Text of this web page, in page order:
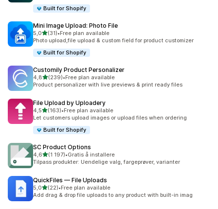
Built for Shopify
Mini Image Upload: Photo File
5,0av 5 stjerner
(31)
Totalt 31 omtaler
•Free plan available
Photo upload,file upload & custom field for product customizer
Built for Shopify
Customily Product Personalizer
4,8av 5 stjerner
(239)
Totalt 239 omtaler
•Free plan available
Product personalizer with live previews & print ready files
File Upload by Uploadery
4,5av 5 stjerner
(163)
Totalt 163 omtaler
•Free plan available
Let customers upload images or upload files when ordering
Built for Shopify
SC Product Options
4,6av 5 stjerner
(1 197)
Totalt 1197 omtaler
•Gratis å installere
Tilpass produkter: Uendelige valg, fargeprøver, varianter
QuickFiles — File Uploads
5,0av 5 stjerner
(22)
Totalt 22 omtaler
•Free plan available
Add drag & drop file uploads to any product with built-in imag